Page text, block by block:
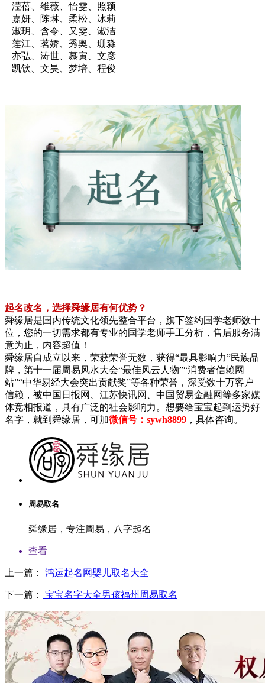
滢蓓、维薇、怡雯、照颖
嘉妍、陈琳、柔松、冰莉
淑玥、含令、又雯、淑洁
莲江、茗娇、秀奥、珊淼
亦弘、涛世、慕寅、文彦
凯钦、文昊、梦培、程俊
起名改名，选择舜缘居有何优势？
舜缘居是国内传统文化领先整合平台，旗下签约国学老师数十
位，您的一切需求都有专业的国学老师手工分析，售后服务满
意为止，内容超值！
舜缘居自成立以来，荣获荣誉无数，获得“最具影响力”民族品
牌，第十一届周易风水大会“最佳风云人物”“消费者信赖网
站”“中华易经大会突出贡献奖”等各种荣誉，深受数十万客户
信赖，被中国日报网、江苏快讯网、中国贸易金融网等多家媒
体竞相报道，具有广泛的社会影响力。想要给宝宝起到运势好
名字，就到舜缘居，可加微信号：sywh8899 ，具体咨询。
周易取名
舜缘居，专注周易，八字起名
查看
上一篇： 鸿运起名网婴儿取名大全
下一篇： 宝宝名字大全男孩福州周易取名